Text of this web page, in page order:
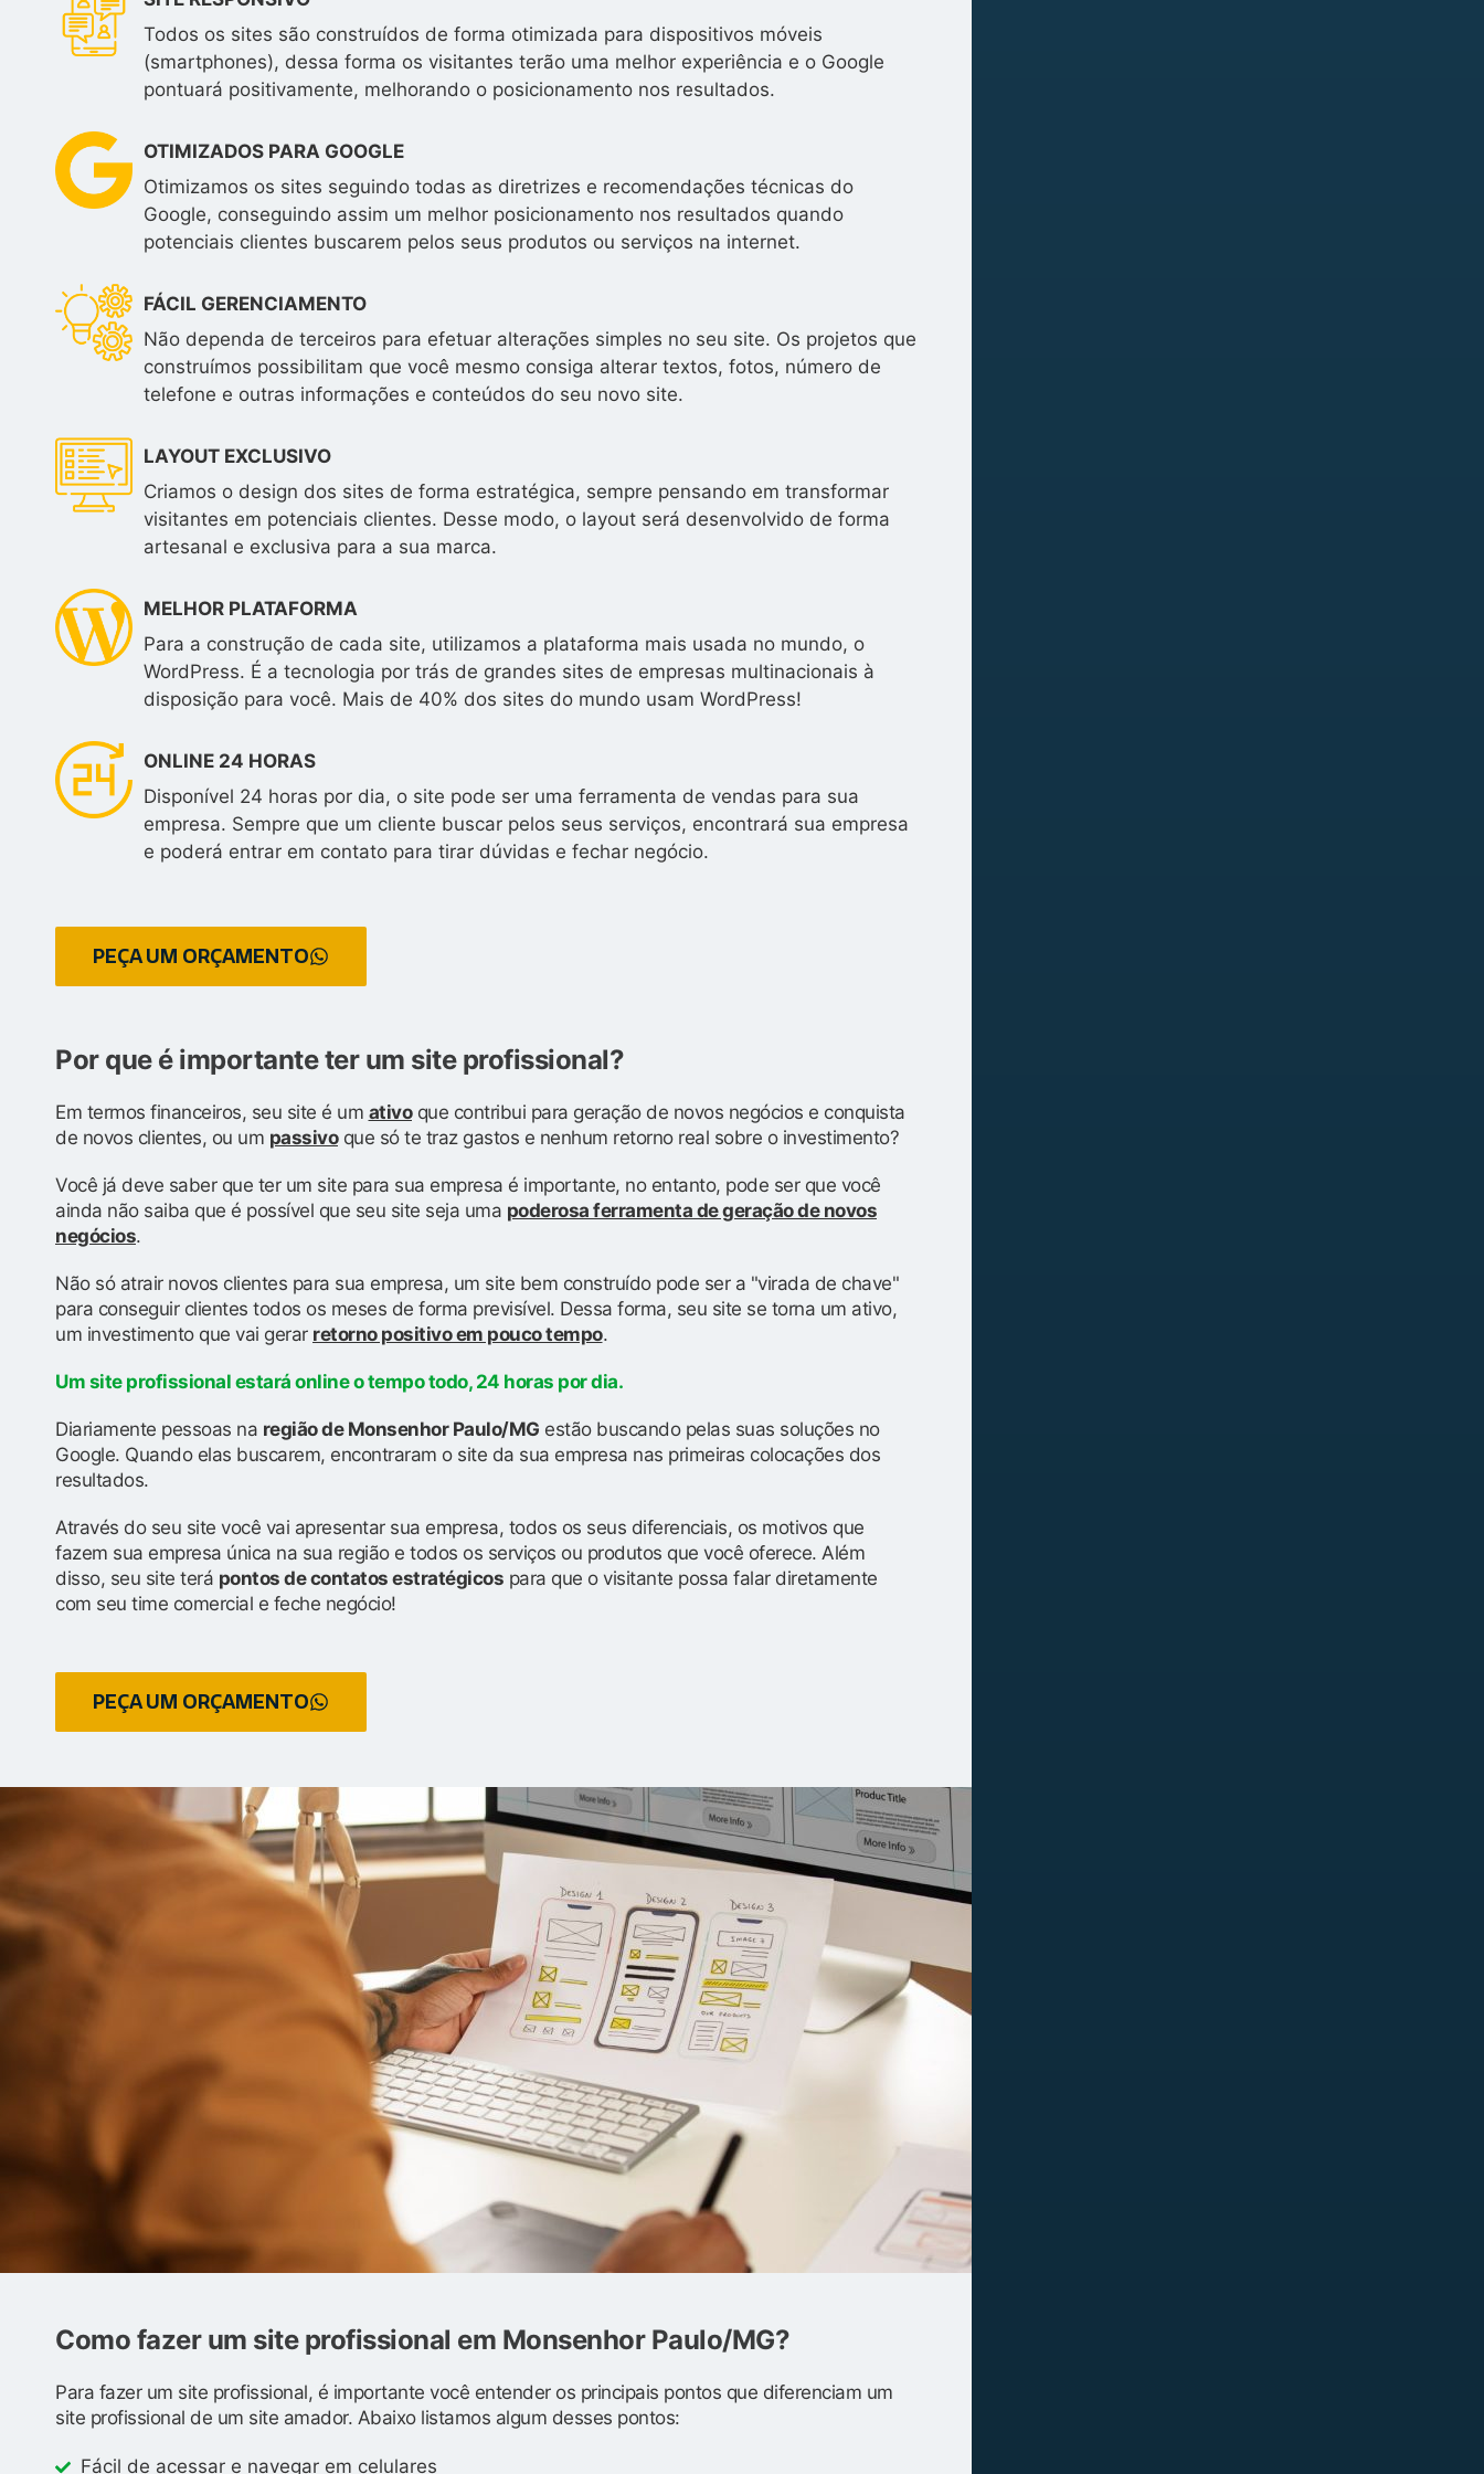
Todos os sites são construídos de forma otimizada para dispositivos móveis
(smartphones), dessa forma os visitantes terão uma melhor experiência e o Google
pontuará positivamente, melhorando o posicionamento nos resultados.
OTIMIZADOS PARA GOOGLE
Otimizamos os sites seguindo todas as diretrizes e recomendações técnicas do
Google, conseguindo assim um melhor posicionamento nos resultados quando
potenciais clientes buscarem pelos seus produtos ou serviços na internet.
FÁCIL GERENCIAMENTO
Não dependa de terceiros para efetuar alterações simples no seu site. Os projetos que
construímos possibilitam que você mesmo consiga alterar textos, fotos, número de
telefone e outras informações e conteúdos do seu novo site.
LAYOUT EXCLUSIVO
Criamos o design dos sites de forma estratégica, sempre pensando em transformar
visitantes em potenciais clientes. Desse modo, o layout será desenvolvido de forma
artesanal e exclusiva para a sua marca.
MELHOR PLATAFORMA
Para a construção de cada site, utilizamos a plataforma mais usada no mundo, o
WordPress. É a tecnologia por trás de grandes sites de empresas multinacionais à
disposição para você. Mais de 40% dos sites do mundo usam WordPress!
ONLINE 24 HORAS
Disponível 24 horas por dia, o site pode ser uma ferramenta de vendas para sua
empresa. Sempre que um cliente buscar pelos seus serviços, encontrará sua empresa
e poderá entrar em contato para tirar dúvidas e fechar negócio.
PEÇA UM ORÇAMENTO
Por que é importante ter um site profissional?
Em termos financeiros, seu site é um ativoque contribui para geração de novos negócios e conquista
de novos clientes, ou um passivoque só te traz gastos e nenhum retorno real sobre o investimento?
Você já deve saber que ter um site para sua empresa é importante, no entanto, pode ser que você
ainda não saiba que é possível que seu site seja uma poderosa ferramenta de geração de novos
negócios.
Não só atrair novos clientes para sua empresa, um site bem construído pode ser a "virada de chave"
para conseguir clientes todos os meses de forma previsível. Dessa forma, seu site se torna um ativo,
um investimento que vai gerar retorno positivo em pouco tempo.
Um site profissional estará online o tempo todo, 24 horas por dia.
Diariamente pessoas na região de Monsenhor Paulo/MG estão buscando pelas suas soluções no
Google. Quando elas buscarem, encontraram o site da sua empresa nas primeiras colocações dos
resultados.
Através do seu site você vai apresentar sua empresa, todos os seus diferenciais, os motivos que
fazem sua empresa única na sua região e todos os serviços ou produtos que você oferece. Além
disso, seu site terá pontos de contatos estratégicos para que o visitante possa falar diretamente
com seu time comercial e feche negócio!
PEÇA UM ORÇAMENTO
Como fazer um site profissional em Monsenhor Paulo/MG?
Para fazer um site profissional, é importante você entender os principais pontos que diferenciam um
site profissional de um site amador. Abaixo listamos algum desses pontos:
Fácil de acessar e navegar em celulares